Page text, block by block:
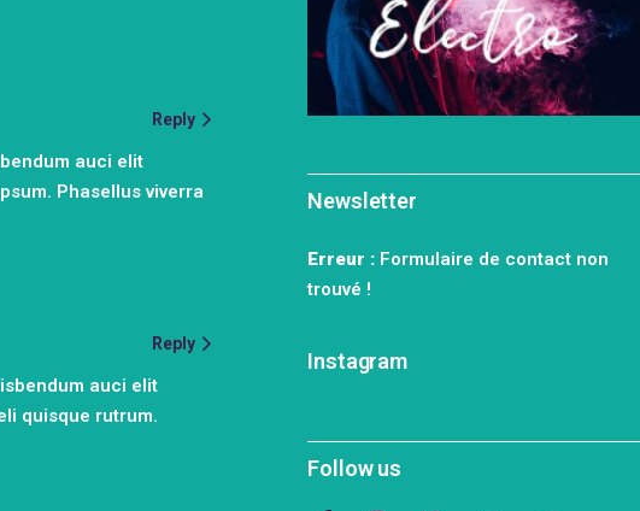
Reply
auci elit
Phasellus viverra
Reply
auci elit
quisque rutrum.
Newsletter
Erreur : Formulaire de contact non
trouvé !
Instagram
Follow us